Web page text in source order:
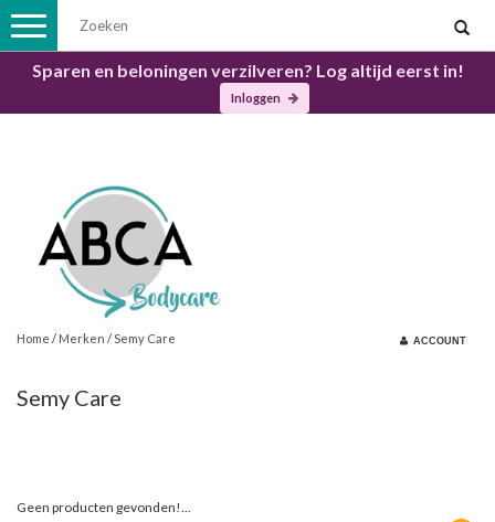
Sparen en beloningen verzilveren? Log altijd eerst in!
Inloggen
Toggle
navigation
Home / Merken /Semy Care ACCOUNT
Semy Care
Geen producten gevonden!...